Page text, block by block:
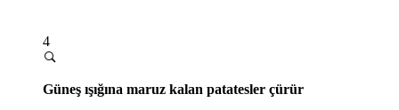
4
Güneş ışığına maruz kalan patatesler çürür